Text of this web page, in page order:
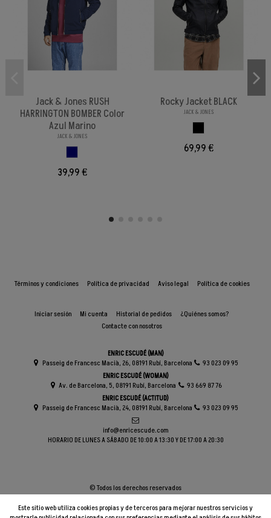
Jack & Jones RUSH
HARRINGTON BOMBER Color
Azul Marino
JACK & JONES
39,99 €
Rocky Jacket BLACK
JACK & JONES
69,99 €
Términos y condiciones Política de privacidad Aviso legal Política de cookies
Iniciar sesión Mi cuenta Historial de pedidos
¿Quiénes somos?
Contacte con nosotros
ENRIC ESCUDÉ (MAN)
Passeig de Francesc Macià, 26, 08191 Rubí, Barcelona
93 023 09 95
ENRIC ESCUDÉ (WOMAN)
Av. de Barcelona, 5, 08191 Rubí, Barcelona
93 669 87 76
ENRIC ESCUDÉ (ACTITUD)
Passeig de Francesc Macià, 24, 08191 Rubí, Barcelona
93 023 09 95
info@enricescude.com
HORARIO DE LUNES A SÁBADO DE 10:00 A 13:30 Y DE 17:00 A 20:30
Este sitio web utiliza cookies propias y de terceros para mejorar nuestros servicios y
© Todos los derechos reservados